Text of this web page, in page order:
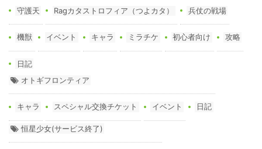
守護天 Ragカタストロフィア（つよカタ） 兵仗の戦場
機獣 イベント キャラ ミラチケ 初心者向け 攻略
日記
オトギフロンティア
キャラ スペシャル交換チケット イベント 日記
恒星少女(サービス終了)